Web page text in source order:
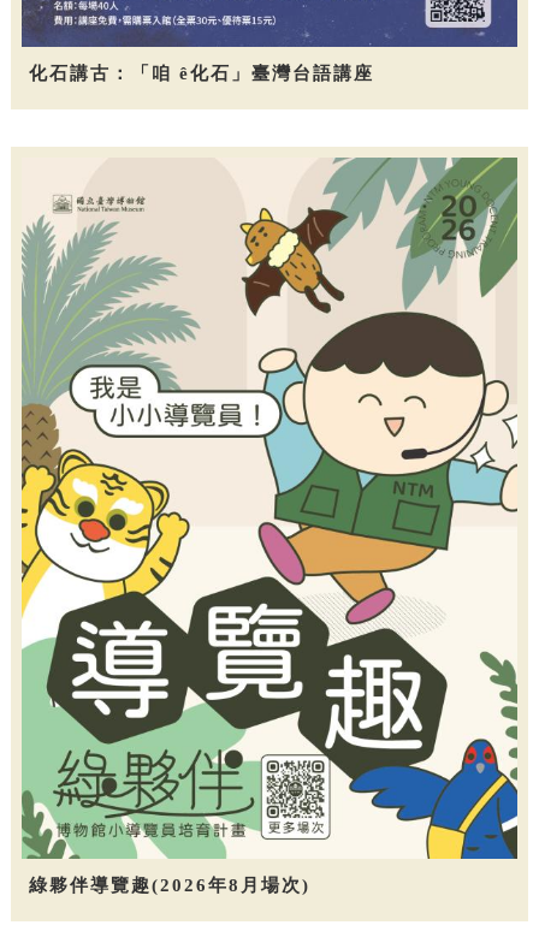
化石講古：「咱 ê化石」臺灣台語講座
綠夥伴導覽趣(2026年8月場次)